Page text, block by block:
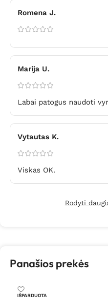
Romena J.
Marija U.
Labai patogus naudoti
Vytautas K.
Viskas OK.
Rodyti
Panašios prekės
IŠPARDUOTA